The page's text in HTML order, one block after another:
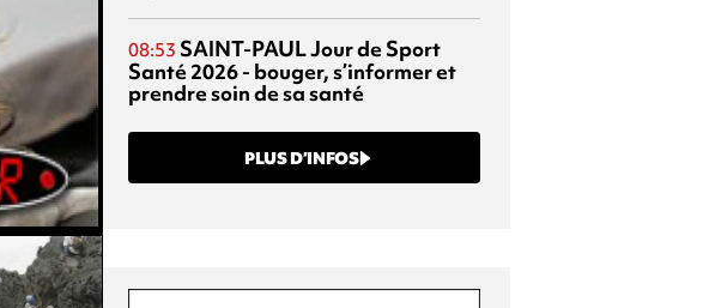
08:53 SAINT-PAULJour de Sport
Santé 2026 - bouger, s’informer et
prendre soin de sa santé
PLUS D’INFOS